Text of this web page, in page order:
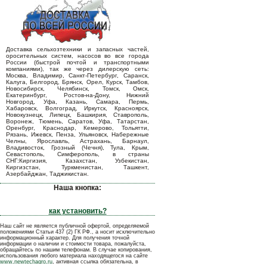
Доставка сельхозтехники и запасных частей,
оросительных систем, насосов во все города
России (быстрой почтой и транспортными
компаниями), так же через дилерскую сеть:
Москва, Владимир, Санкт-Петербург, Саранск,
Калуга, Белгород, Брянск, Орел, Курск, Тамбов,
Новосибирск, Челябинск, Томск, Омск,
Екатеринбург, Ростов-на-Дону, Нижний
Новгород, Уфа, Казань, Самара, Пермь,
Хабаровск, Волгоград, Иркутск, Красноярск,
Новокузнецк, Липецк, Башкирия, Ставрополь,
Воронеж, Тюмень, Саратов, Уфа, Татарстан,
Оренбург, Краснодар, Кемерово, Тольятти,
Рязань, Ижевск, Пенза, Ульяновск, Набережные
Челны, Ярославль, Астрахань, Барнаул,
Владивосток, Грозный (Чечня), Тула, Крым,
Севастополь, Симферополь, в страны
СНГ:Киргизия, Казахстан, Узбекистан,
Киргизстан, Туркменистан, Ташкент,
Азербайджан, Таджикистан.
Наша кнопка:
как установить?
Наш сайт не является публичной офертой, определяемой
положениями Статьи 437 (2) ГК РФ., а носит исключительно
информационный характер. Для получения точной
информации о наличии и стоимости товара, пожалуйста,
обращайтесь по нашим телефонам. В случае копирования,
использования любого материала находящегося на сайте
www.newtechagro.ru, активная ссылка обязательна, в